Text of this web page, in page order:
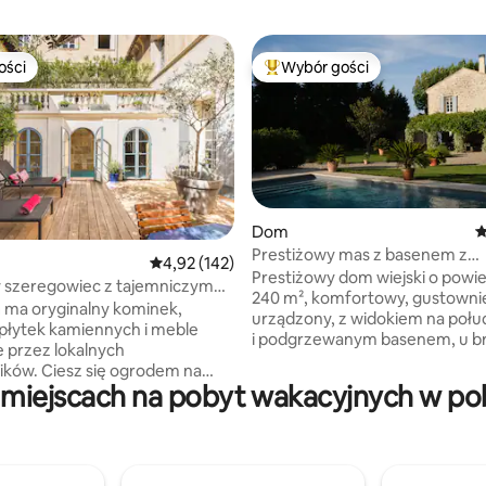
liczba recenzji: 119 Średnia ocena: 4,92 na 5, liczba recenzji: 142
4,92 (142)
z tajemniczym
i basenem
ma oryginalny kominek,
kamiennych i meble
przez lokalnych
Ciesz się ogrodem na
i basenem (spokojna
relaksacyjna, nasi sąsiedzi
Najpopularniejsze z kategorii
Wybór gości
Dom
Prestiżowy mas z basenem z
podgrzewaną wodą
Prestiżowy dom wiejski o
240 m², komfortowy,
urządzony, z widokiem na
i podgrzewanym basenem, u
można zwiedzać Isle sur la
Gordes, Fontaines de
na pobyt wakacyjnych w